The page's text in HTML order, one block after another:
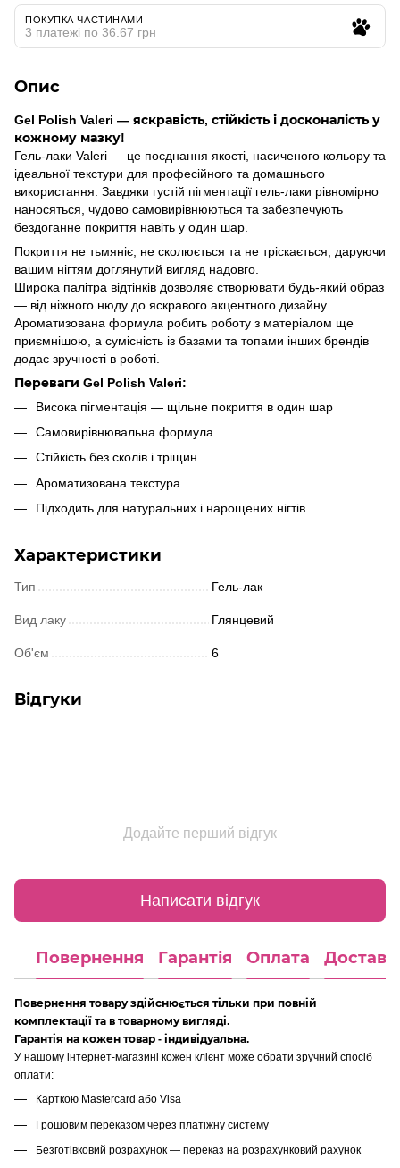
ПОКУПКА ЧАСТИНАМИ
3 платежі по 36.67 грн
Опис
Gel Polish Valeri — яскравість, стійкість і досконалість у
кожному мазку!
Гель-лаки Valeri — це поєднання якості, насиченого кольору та
ідеальної текстури для професійного та домашнього
використання. Завдяки густій пігментації гель-лаки рівномірно
наносяться, чудово самовирівнюються та забезпечують
бездоганне покриття навіть у один шар.
Покриття не тьмяніє, не сколюється та не тріскається, даруючи
вашим нігтям доглянутий вигляд надовго.
Широка палітра відтінків дозволяє створювати будь-який образ
— від ніжного нюду до яскравого акцентного дизайну.
Ароматизована формула робить роботу з матеріалом ще
приємнішою, а сумісність із базами та топами інших брендів
додає зручності в роботі.
Переваги Gel Polish Valeri:
Висока пігментація — щільне покриття в один шар
Самовирівнювальна формула
Стійкість без сколів і тріщин
Ароматизована текстура
Підходить для натуральних і нарощених нігтів
Характеристики
Тип Гель-лак
Вид лаку Глянцевий
Об'єм 6
Відгуки
Додайте перший відгук
Написати відгук
Повернення Гарантія Оплата
Повернення товару здійснюється тільки при повній
комплектації та в товарному вигляді.
Гарантія на кожен товар - індивідуальна.
У нашому інтернет-магазині кожен клієнт може обрати зручний спосіб
оплати:
Карткою Mastercard або Visa
Грошовим переказом через платіжну систему
Безготівковий розрахунок — переказ на розрахунковий рахунок